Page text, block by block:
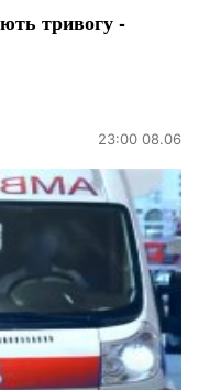
тривогу -
23:00 08.06